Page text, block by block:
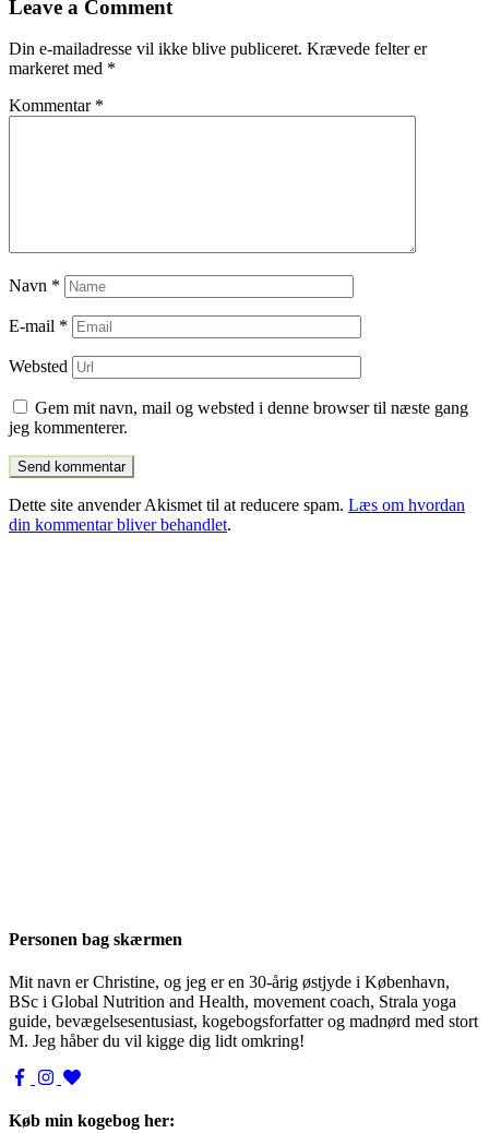
Leave a Comment
Din e-mailadresse vil ikke blive publiceret. Krævede felter er
markeret med *
Kommentar *
Navn *
E-mail *
Websted
Gem mit navn, mail og websted i denne browser til næste gang
jeg kommenterer.
Dette site anvender Akismet til at reducere spam. Læs om hvordan
din kommentar bliver behandlet.
Personen bag skærmen
Mit navn er Christine, og jeg er en 30-årig østjyde i København,
BSc i Global Nutrition and Health, movement coach, Strala yoga
guide, bevægelsesentusiast, kogebogsforfatter og madnørd med stort
M. Jeg håber du vil kigge dig lidt omkring!
Køb min kogebog her: